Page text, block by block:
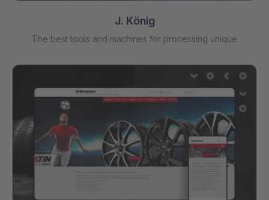
J. König
The best tools and machines for processing unique